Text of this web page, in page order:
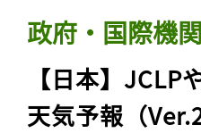
政府・国際機
【日本】
天気予報（